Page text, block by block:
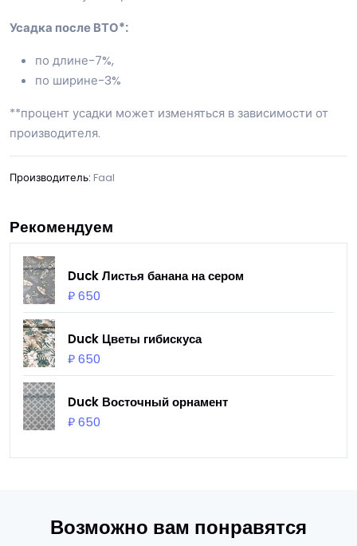
Усадка после ВТО*:
по длине-7%,
по ширине-3%
**процент усадки может изменяться в зависимости от
производителя.
Производитель: Faal
Рекомендуем
Duck Листья банана на сером
₽ 650
Duck Цветы гибискуса
₽ 650
Duck Восточный орнамент
₽ 650
Возможно вам понравятся